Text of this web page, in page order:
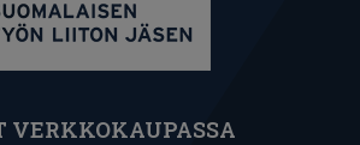
VERKKOKAUPASSA